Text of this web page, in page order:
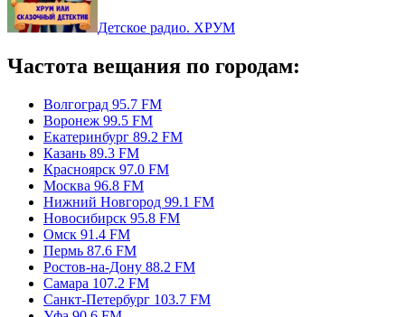
Детское радио. ХРУМ
Частота вещания по городам:
Волгоград 95.7 FM
Воронеж 99.5 FM
Екатеринбург 89.2 FM
Казань 89.3 FM
Красноярск 97.0 FM
Москва 96.8 FM
Нижний Новгород 99.1 FM
Новосибирск 95.8 FM
Омск 91.4 FM
Пермь 87.6 FM
Ростов-на-Дону 88.2 FM
Самара 107.2 FM
Санкт-Петербург 103.7 FM